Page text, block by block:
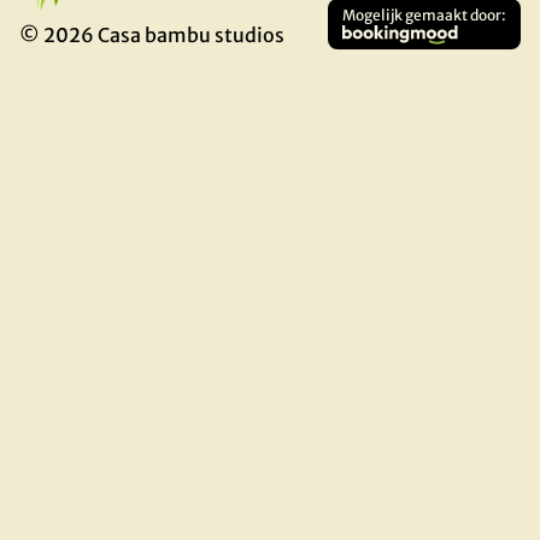
© 2026 Casa bambu studios
Mogelijk gemaakt door: